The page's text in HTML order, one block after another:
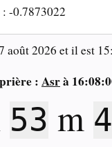
-0.7873022
août 2026 et il est
:Asrà
53 m